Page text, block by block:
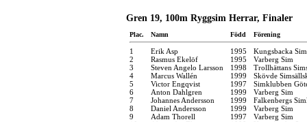
Gren 19, 100m Ryggsim Herrar, Finaler
Plac. Namn Född Förening
1 Erik Asp 1995
Kungsbacka
2
Rasmus Ekelöf 1995
Varberg Sim
3
Steven Angelo Larsson 1998
Trollhättans
4
Marcus Wallén 1999
Skövde
5
Victor Engqvist 1997
Simklubben
6
Anton Dahlgren 1999
Varberg Sim
7
Johannes Andersson 1999
Falkenbergs
8
Daniel Andersson 1999
Varberg Sim
9
Adam Thorell 1997
Varberg Sim